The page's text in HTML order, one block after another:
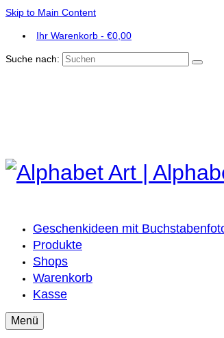
Skip to Main Content
Ihr Warenkorb - €0,00
Suche nach:
Geschenkideen mit
Produkte
Shops
Warenkorb
Kasse
Menü